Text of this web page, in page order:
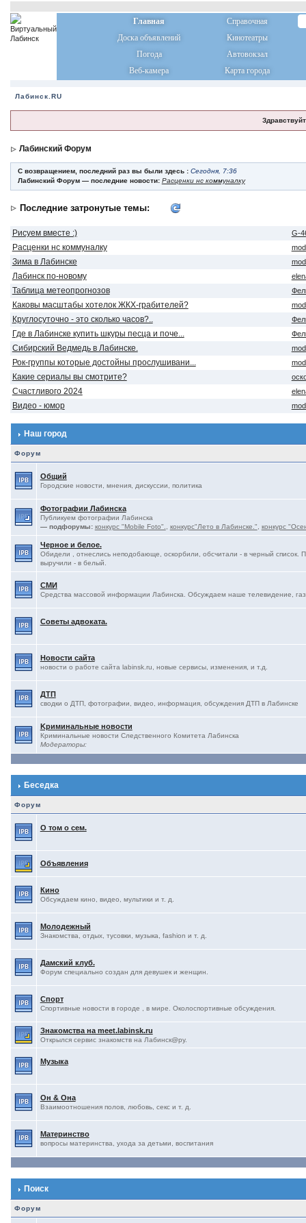
Главная
Справочная
Доска объявлений
Кинотеатры
Погода
Автовокзал
Веб-камера
Карта города
Лабинск.RU
Лабинский Форум
С возвращением, последний раз вы были здесь : Сегодня, 7:36
Лабинский Форум — последние новости: Расценки нс коммуналку
Последние затронутые темы:
Рисуем вместе :) G-
Расценки нс коммуналку
Зима в Лабинске
Лабинск по-новому
Таблица метеопрогнозов
Каковы масштабы хотелок ЖКХ-грабителей?
Круглосуточно - это сколько часов?..
Где в Лабинске купить шкуры песца и поче...
Сибирский Ведмедь в Лабинске.
Рок-группы которые достойны прослушивани...
Какие сериалы вы смотрите?
Счастливого 2024
Видео - юмор
Наш город
Форум
Общий
Городские новости, мнения, дискуссии, политика
Фотографии Лабинска
Публикуем фотографии Лабинска
— подфорумы: конкурс "Mobile Foto". конкурс"Лето в Лабинске." конкурс
Черное и белое.
Обидели , отнеслись неподобающе, оскорбили, обсчитали - в черный список.
выручили - в белый.
СМИ
Средства массовой информации Лабинска. Обсуждаем наше телевидение,
Советы адвоката.
Новости сайта
новости о работе сайта labinsk.ru, новые сервисы, изменения, и т.д.
ДТП
сводки о ДТП, фотографии, видео, информация, обсуждения ДТП в Лабинске
Kриминальные новости
Криминальные новости Следственного Комитета Лабинска
Модераторы:
Беседка
Форум
О том о сем.
Объявления
Кино
Обсуждаем кино, видео, мультики и т. д.
Молодежный
Знакомства, отдых, тусовки, музыка, fashion и т. д.
Дамский клуб.
Форум специально создан для девушек и женщин.
Спорт
Спортивные новости в городе , в мире. Околоспортивные обсуждения.
Знакомства на meet.labinsk.ru
Открылся сервис знакомств на Лабинск@ру.
Музыка
Он & Она
Взаимоотношения полов, любовь, секс и т. д.
Материнство
вопросы материнства, ухода за детьми, воспитания
Поиск
Форум